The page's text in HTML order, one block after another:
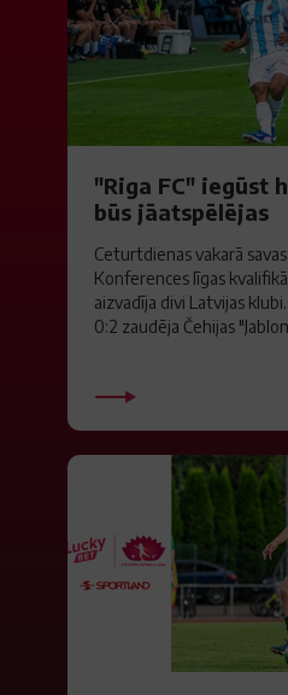
"Riga FC" iegūst
būs jāatspēlējas
Ceturtdienas vakarā
Konferences līgas
aizvadīja divi Latvijas
0:2 zaudēja Čehijas